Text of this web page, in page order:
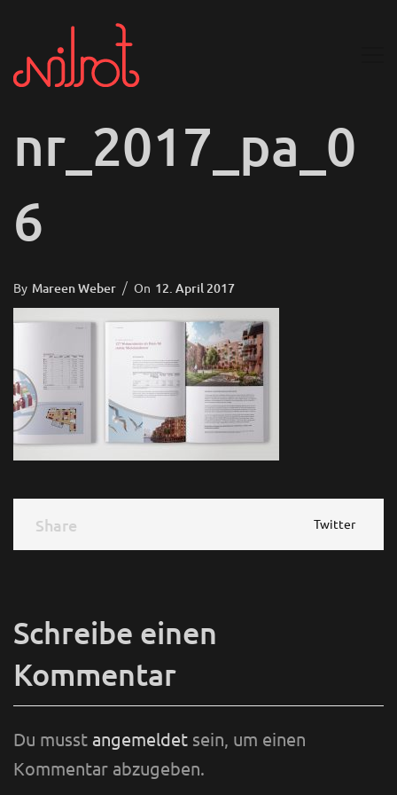
nr_2017_pa_0
6
By Mareen Weber
Posted
On
On 12. April 2017
Share
Share Twitter
Schreibe einen
Kommentar
Du musst angemeldet sein, um einen
Kommentar abzugeben.